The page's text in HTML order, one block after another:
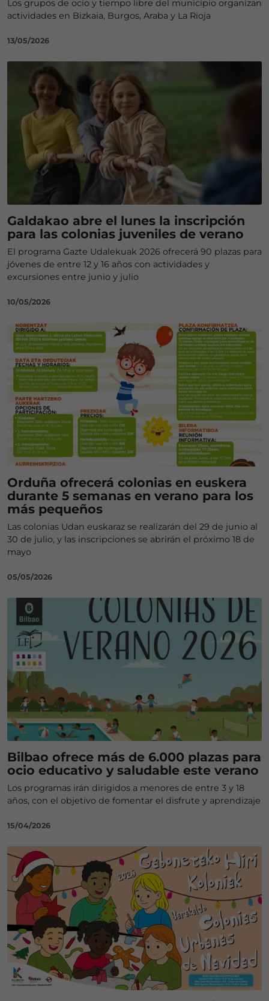
Los grupos de ocio y tiempo libre del municipio organizan
actividades en Bizkaia, Burgos, Araba y La Rioja
13/05/2026
Galdakao abre el lunes la inscripción
para las colonias juveniles de verano
El programa Gazte Udalekuak 2026 ofrecerá 90 plazas para
jóvenes de entre 12 y 16 años con actividades y
excursiones entre junio y julio
10/05/2026
Orduña ofrecerá colonias en euskera
durante 5 semanas en verano para los
más pequeños
Las colonias Udan euskaraz se realizarán del 29 de junio al
30 de julio, y las inscripciones se abrirán el próximo 18 de
mayo
05/05/2026
Bilbao ofrece más de 6.000 plazas para
ocio educativo y saludable este verano
Los programas irán dirigidos a menores de entre 3 y 18
años, con el objetivo de fomentar el disfrute y aprendizaje
15/04/2026